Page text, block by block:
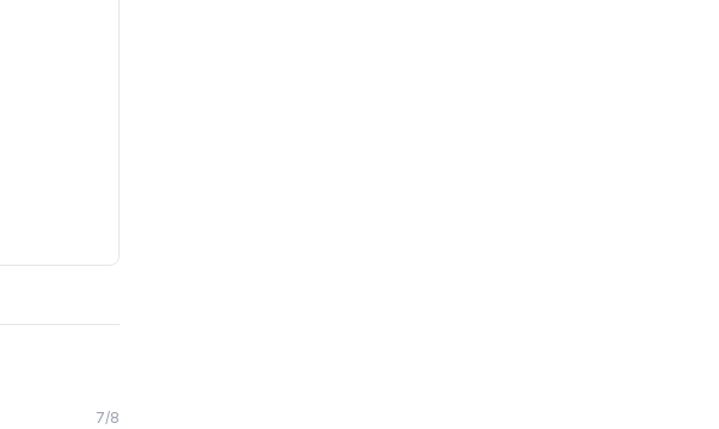
7/8